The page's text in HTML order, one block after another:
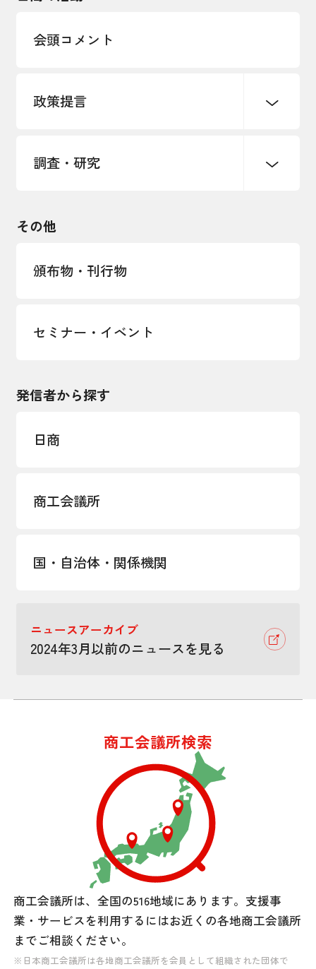
海外情報レポート
安全保障貿易管理・技術流出防止に関す
経営者保証に関するガイドライン
会頭コメント
政策提言
中小企業経営
国土強靭化・社会基盤整備・震災復興
調査・研究
LOBO調査
その他
頒布物・刊行物
セミナー・イベント
発信者から探す
日商
商工会議所
国・自治体・関係機関
ニュースアーカイブ
2024年3月以前のニュースを見る
商工会議所検索
商工会議所は、全国の516地域にあります。 支援事
業・サービスを利用するにはお近くの各地商工会議所
までご相談ください。
※日本商工会議所は各地商工会議所を会員として組織された団体で